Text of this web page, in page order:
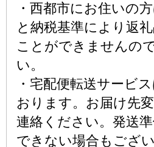
・西都市にお住いの
と納税基準により返
ことができませんの
い。
・宅配便転送サービ
おります。お届け先
連絡ください。発送
できない場合もござい